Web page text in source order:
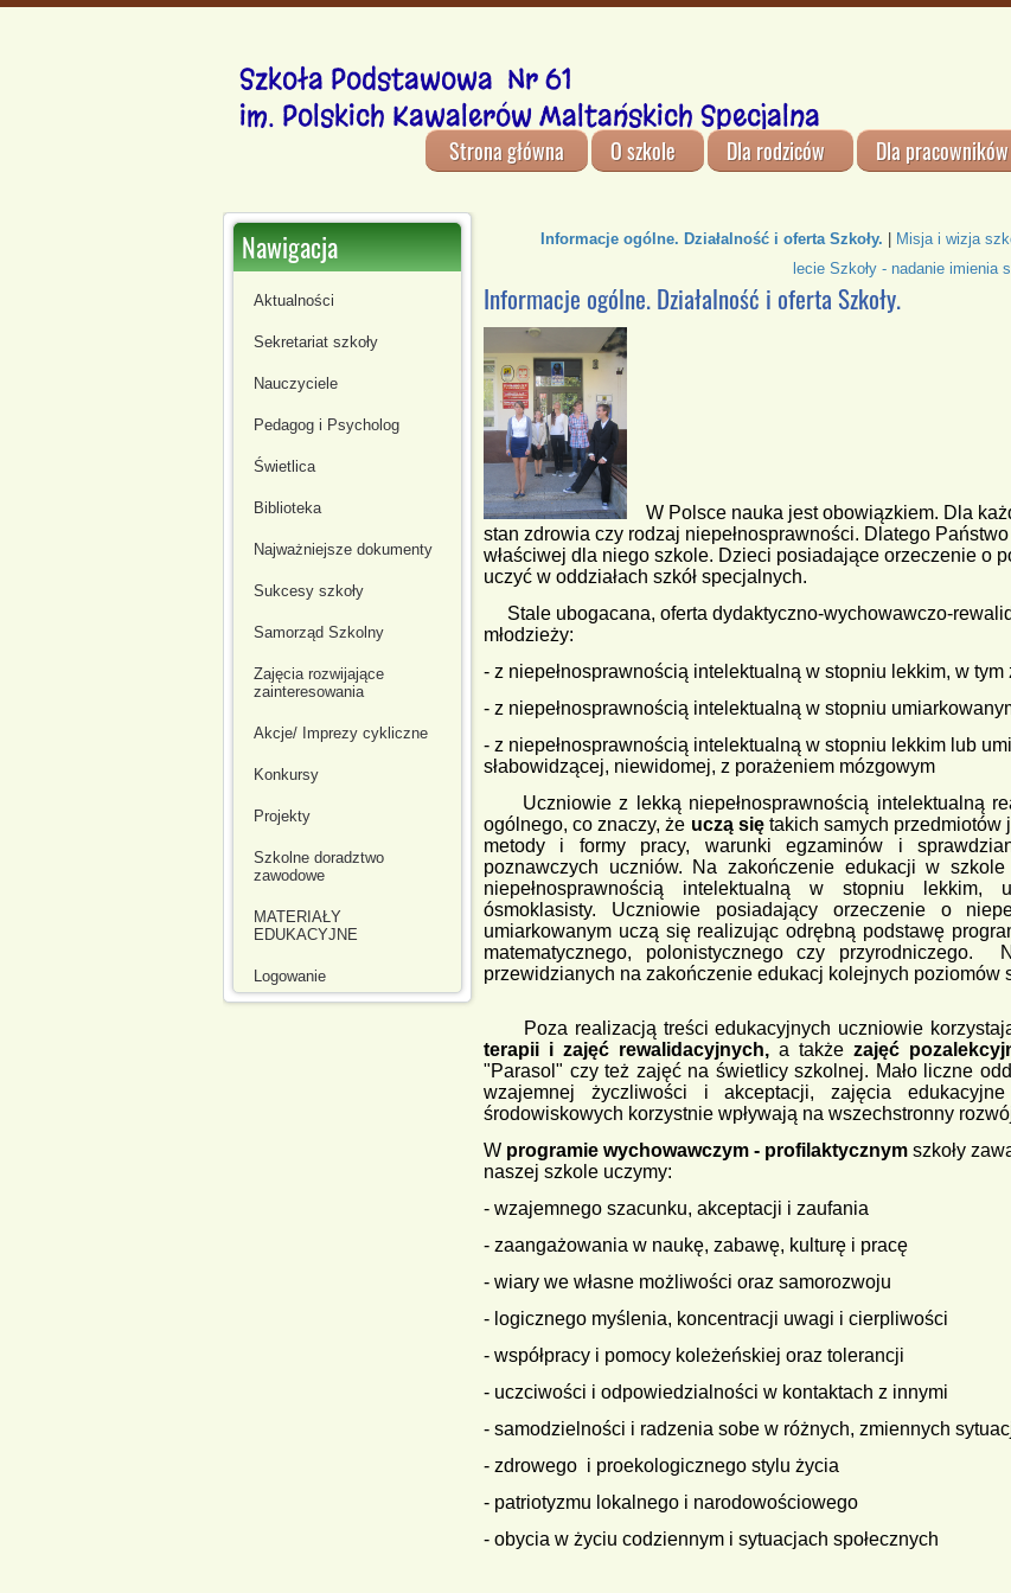
Szkoła Podstawowa Nr 61
im. Polskich Kawalerów Maltańskich Specjalna
Strona główna O szkole Dla rodziców Dla pracowników
Nawigacja
Aktualności
Sekretariat szkoły
Nauczyciele
Pedagog i Psycholog
Świetlica
Biblioteka
Najważniejsze dokumenty
Sukcesy szkoły
Samorząd Szkolny
Zajęcia rozwijające
zainteresowania
Akcje/ Imprezy cykliczne
Konkursy
Projekty
Szkolne doradztwo
zawodowe
MATERIAŁY
EDUKACYJNE
Logowanie
Informacje ogólne. Działalność i oferta Szkoły. Misja i wizja
lecie Szkoły - nadanie imienia
Informacje ogólne. Działalność i oferta Szkoły.
W Polsce nauka jest obowiązkiem. Dla
stan zdrowia czy rodzaj niepełnosprawności. Dlatego
właściwej dla niego szkole. Dzieci posiadające orzeczenie o
uczyć w oddziałach szkół specjalnych.
Stale ubogacana, oferta dydaktyczno-wychowawczo-
młodzieży:
- z niepełnosprawnością intelektualną w stopniu lekkim, w tym
- z niepełnosprawnością intelektualną w stopniu
- z niepełnosprawnością intelektualną w stopniu lekkim lub
słabowidzącej, niewidomej, z porażeniem mózgowym
Uczniowie z lekką niepełnosprawnością intelektualną
ogólnego, co znaczy, że uczą siętakich samych przedmiotów
metody i formy pracy, warunki egzaminów i
poznawczych uczniów. Na zakończenie edukacji w
niepełnosprawnością intelektualną w stopniu lekkim,
ósmoklasisty. Uczniowie posiadający orzeczenie o
umiarkowanym uczą się realizując odrębną podstawę
matematycznego, polonistycznego czy przyrodniczego.
przewidzianych na zakończenie edukacj kolejnych poziomów
Poza realizacją treści edukacyjnych uczniowie
terapii i zajęć rewalidacyjnych, a także zajęć
"Parasol" czy też zajęć na świetlicy szkolnej. Mało liczne
wzajemnej życzliwości i akceptacji, zajęcia
środowiskowych korzystnie wpływają na wszechstronny
W programie wychowawczym - profilaktycznym szkoły
naszej szkole uczymy:
- wzajemnego szacunku, akceptacji i zaufania
- zaangażowania w naukę, zabawę, kulturę i pracę
- wiary we własne możliwości oraz samorozwoju
- logicznego myślenia, koncentracji uwagi i cierpliwości
- współpracy i pomocy koleżeńskiej oraz tolerancji
- uczciwości i odpowiedzialności w kontaktach z innymi
- samodzielności i radzenia sobe w różnych, zmiennych
- zdrowego i proekologicznego stylu życia
- patriotyzmu lokalnego i narodowościowego
- obycia w życiu codziennym i sytuacjach społecznych